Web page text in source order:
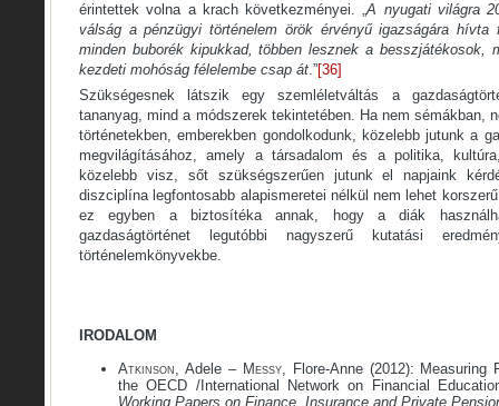
érintettek volna a krach következményei. „A nyugati világra
válság a pénzügyi történelem örök érvényű igazságára hívta
minden buborék kipukkad, többen lesznek a besszjátékosok,
kezdeti mohóság félelembe csap át.”[36]
Szükségesnek látszik egy szemléletváltás a
tananyag, mind a módszerek tekintetében. Ha nem sémákban,
történetekben, emberekben gondolkodunk, közelebb jutunk a
megvilágításához, amely a társadalom és a politika,
közelebb visz, sőt szükségszerűen jutunk el napjaink
diszciplína legfontosabb alapismeretei nélkül nem lehet
ez egyben a biztosítéka annak, hogy a diák
gazdaságtörténet legutóbbi nagyszerű kutatási
történelemkönyvekbe.
IRODALOM
Atkinson, Adele – Messy, Flore-Anne (2012): Measuring
the OECD /International Network on Financial
Working Papers on Finance, Insurance and Private